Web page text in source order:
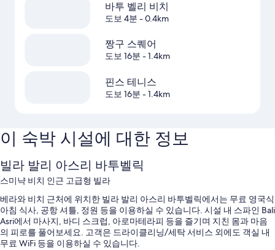
바투 벨리 비치
도보 4분 - 0.4km
짱구 스퀘어
도보 16분 - 1.4km
핀스 테니스
도보 16분 - 1.4km
이 숙박 시설에 대한 정보
빌라 발리 아스리 바투벨릭
스미냑 비치 인근 고급형 빌라
베라와 비치 근처에 위치한 빌라 발리 아스리 바투벨릭에서는 무료 영국식
아침 식사, 공항 셔틀, 정원 등을 이용하실 수 있습니다. 시설 내 스파인 Bali
Asri에서 마사지, 바디 스크럽, 아로마테라피 등을 즐기며 지친 몸과 마음
의 피로를 풀어보세요. 고객은 드라이클리닝/세탁 서비스 외에도 객실 내
무료 WiFi 등을 이용하실 수 있습니다.